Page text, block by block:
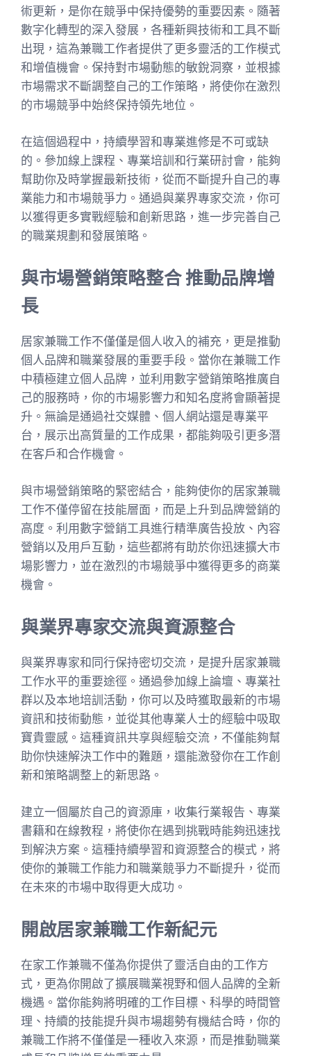
術更新，是你在競爭中保持優勢的重要因素。隨著
數字化轉型的深入發展，各種新興技術和工具不斷
出現，這為兼職工作者提供了更多靈活的工作模式
和增值機會。保持對市場動態的敏銳洞察，並根據
市場需求不斷調整自己的工作策略，將使你在激烈
的市場競爭中始終保持領先地位。
在這個過程中，持續學習和專業進修是不可或缺
的。參加線上課程、專業培訓和行業研討會，能夠
幫助你及時掌握最新技術，從而不斷提升自己的專
業能力和市場競爭力。通過與業界專家交流，你可
以獲得更多實戰經驗和創新思路，進一步完善自己
的職業規劃和發展策略。
與市場營銷策略整合 推動品牌增
長
居家兼職工作不僅僅是個人收入的補充，更是推動
個人品牌和職業發展的重要手段。當你在兼職工作
中積極建立個人品牌，並利用數字營銷策略推廣自
己的服務時，你的市場影響力和知名度將會顯著提
升。無論是通過社交媒體、個人網站還是專業平
台，展示出高質量的工作成果，都能夠吸引更多潛
在客戶和合作機會。
與市場營銷策略的緊密結合，能夠使你的居家兼職
工作不僅停留在技能層面，而是上升到品牌營銷的
高度。利用數字營銷工具進行精準廣告投放、內容
營銷以及用戶互動，這些都將有助於你迅速擴大市
場影響力，並在激烈的市場競爭中獲得更多的商業
機會。
與業界專家交流與資源整合
與業界專家和同行保持密切交流，是提升居家兼職
工作水平的重要途徑。通過參加線上論壇、專業社
群以及本地培訓活動，你可以及時獲取最新的市場
資訊和技術動態，並從其他專業人士的經驗中吸取
寶貴靈感。這種資訊共享與經驗交流，不僅能夠幫
助你快速解決工作中的難題，還能激發你在工作創
新和策略調整上的新思路。
建立一個屬於自己的資源庫，收集行業報告、專業
書籍和在線教程，將使你在遇到挑戰時能夠迅速找
到解決方案。這種持續學習和資源整合的模式，將
使你的兼職工作能力和職業競爭力不斷提升，從而
在未來的市場中取得更大成功。
開啟居家兼職工作新紀元
在家工作兼職不僅為你提供了靈活自由的工作方
式，更為你開啟了擴展職業視野和個人品牌的全新
機遇。當你能夠將明確的工作目標、科學的時間管
理、持續的技能提升與市場趨勢有機結合時，你的
兼職工作將不僅僅是一種收入來源，而是推動職業